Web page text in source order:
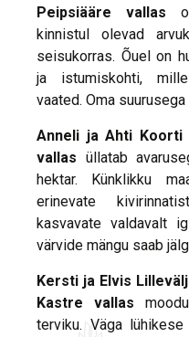
Peipsiääre vallas
kinnistul olevad
seisukorras. Õuel on
ja istumiskohti,
vaated. Oma
Anneli ja Ahti Koorti
vallas üllatab
hektar. Künklikku
erinevate
kasvavate valdavalt
värvide mängu saab
Kersti ja Elvis
Kastre vallas
terviku. Väga